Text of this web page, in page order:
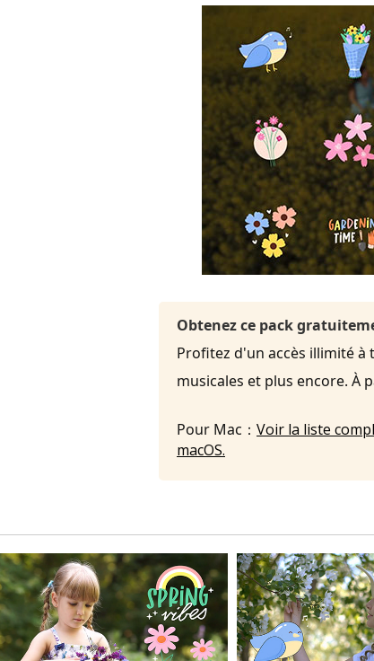
Obtenez ce pack
Profitez d'un accès illimité à
musicales et plus encore. À
Pour Mac： Voir la liste
macOS.